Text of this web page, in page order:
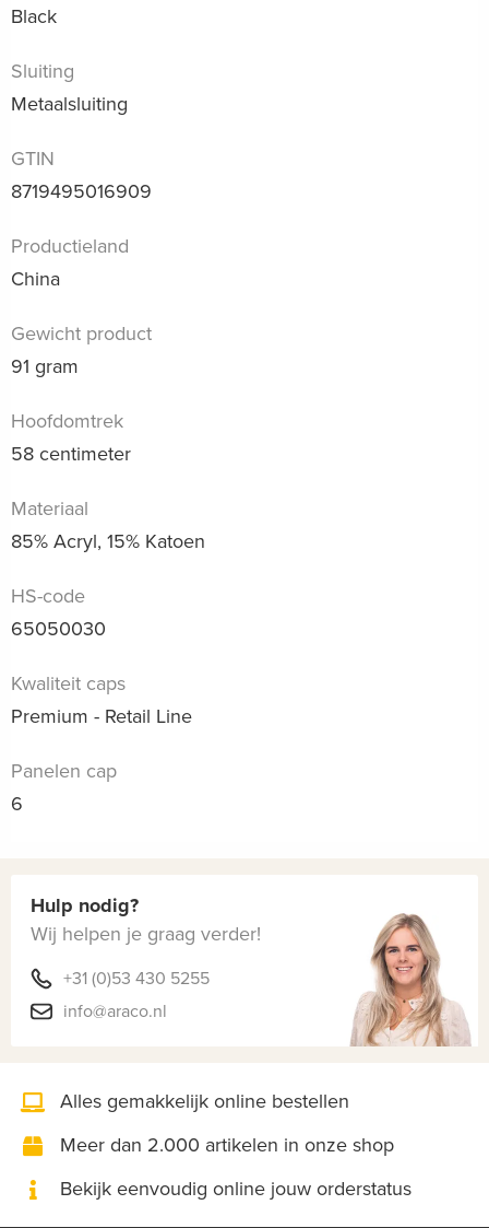
Black
Sluiting
Metaalsluiting
GTIN
8719495016909
Productieland
China
Gewicht product
91 gram
Hoofdomtrek
58 centimeter
Materiaal
85% Acryl, 15% Katoen
HS-code
65050030
Kwaliteit caps
Premium - Retail Line
Panelen cap
6
Hulp nodig?
Wij helpen je graag verder!
+31 (0)53 430 5255
info@araco.nl
Alles gemakkelijk online bestellen
Meer dan 2.000 artikelen in onze shop
Bekijk eenvoudig online jouw orderstatus